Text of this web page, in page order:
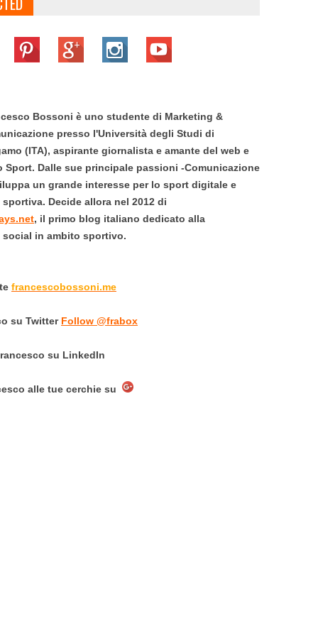
Bossoni è uno studente di Marketing &
presso l'Università degli Studi di
(ITA), aspirante giornalista e amante del web e
Sport. Dalle sue principale passioni -Comunicazione
un grande interesse per lo sport digitale e
Decide allora nel 2012 di
, il primo blog italiano dedicato alla
social in ambito sportivo.
francescobossoni.me
su Twitter Follow @frabox
su LinkedIn
alle tue cerchie su